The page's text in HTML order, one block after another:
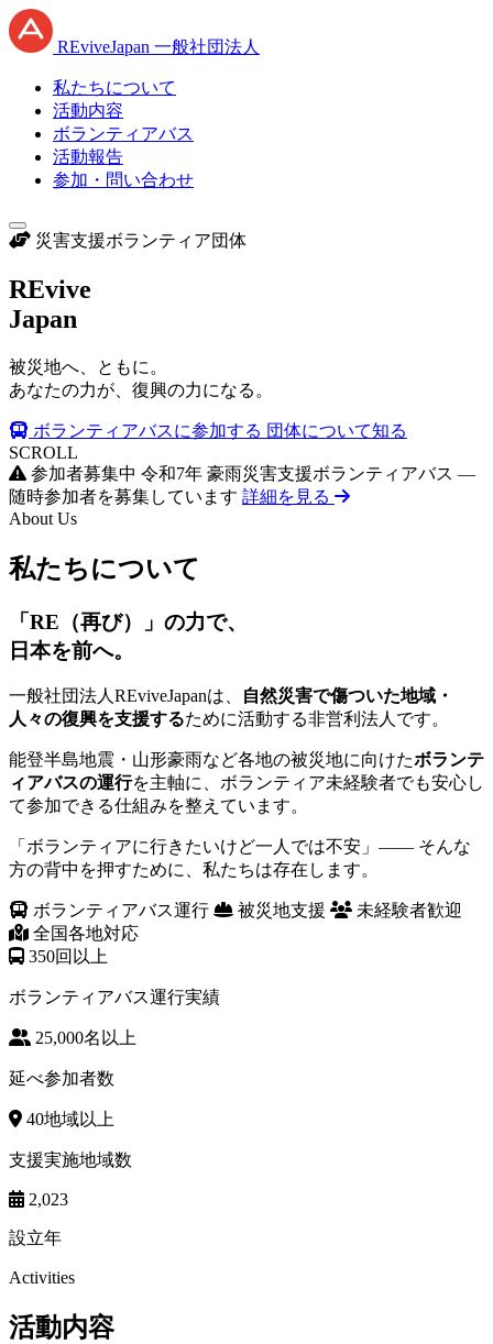
REviveJapan 一般社団法人
私たちについて
活動内容
ボランティアバス
活動報告
参加・問い合わせ
災害支援ボランティア団体
REvive
Japan
被災地へ、ともに。
あなたの力が、復興の力になる。
ボランティアバスに参加する 団体について知る
SCROLL
参加者募集中 令和7年 豪雨災害支援ボランティアバス —
随時参加者を募集しています 詳細を見る
About Us
私たちについて
「RE（再び）」の力で、
日本を前へ。
一般社団法人REviveJapanは、
自然災害で傷ついた地域・
人々の復興を支援するために活動する非営利法人です。
能登半島地震・山形豪雨など各地の被災地に向けたボランテ
ィアバスの運行を主軸に、ボランティア未経験者でも安心し
て参加できる仕組みを整えています。
「ボランティアに行きたいけど一人では不安」—— そんな
方の背中を押すために、私たちは存在します。
ボランティアバス運行 被災地支援
未経験者歓迎
全国各地対応
350回以上
ボランティアバス運行実績
25,000名以上
延べ参加者数
40地域以上
支援実施地域数
2,023
設立年
Activities
活動内容